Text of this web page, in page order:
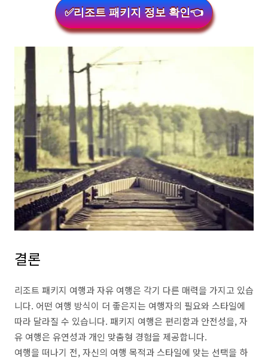
✅리조트 패키지 정보 확인👈
결론
리조트 패키지 여행과 자유 여행은 각기 다른 매력을 가지고 있습
니다. 어떤 여행 방식이 더 좋은지는 여행자의 필요와 스타일에
따라 달라질 수 있습니다. 패키지 여행은 편리함과 안전성을, 자
유 여행은 유연성과 개인 맞춤형 경험을 제공합니다.
여행을 떠나기 전, 자신의 여행 목적과 스타일에 맞는 선택을 하